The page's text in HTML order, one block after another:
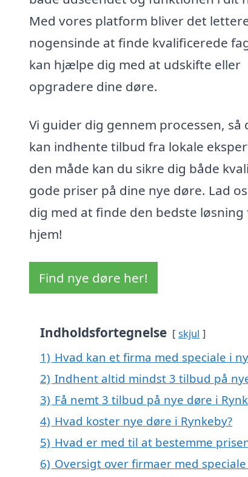
Med vores platform bliver det
nogensinde at finde kvalificerede
kan hjælpe dig med at udskifte eller
opgradere dine døre.
Vi guider dig gennem processen, så
kan indhente tilbud fra lokale
den måde kan du sikre dig både
gode priser på dine nye døre. Lad
dig med at finde den bedste løsning
hjem!
Find nye døre her!
Indholdsfortegnelse skjul
1) Hvad kan et firma med speciale i
2) Indhent altid mindst 3 tilbud på
3) Få nemt 3 tilbud på nye døre i
4) Hvad koster nye døre i Rynkeby?
5) Hvad er med til at bestemme
6) Oversigt over firmaer med